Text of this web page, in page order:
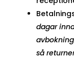
dagar
så